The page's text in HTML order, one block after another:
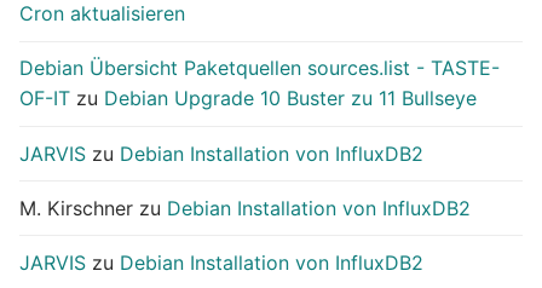
Cron aktualisieren
Debian Übersicht Paketquellen sources.list - TASTE-
OF-IT zu Debian Upgrade 10 Buster zu 11 Bullseye
JARVIS zu Debian Installation von InfluxDB2
M. Kirschner zu Debian Installation von InfluxDB2
JARVIS zu Debian Installation von InfluxDB2